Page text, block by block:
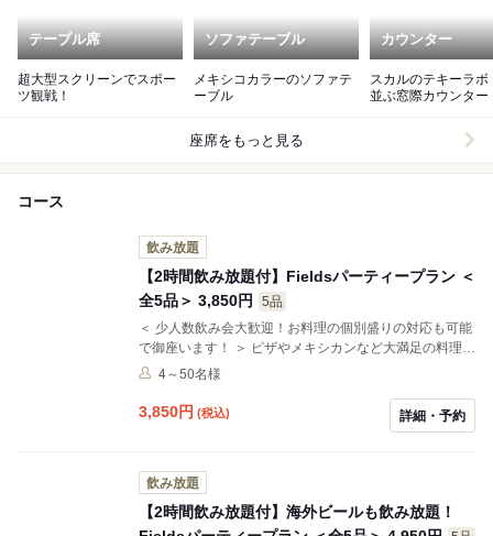
テーブル席
超大型スクリーンでスポー
ツ観戦！
ソファテーブル
メキシコカラーのソファテ
ーブル
カウンター
スカルのテキーラボ
並ぶ窓際カウンター
座席をもっと見る
コース
飲み放題
【2時間飲み放題付】Fieldsパーティープラン ＜
全5品＞ 3,850円
5品
＜ 少人数飲み会大歓迎！お料理の個別盛りの対応も可能
で御座います！ ＞ ピザやメキシカンなど大満足の料理
に、2時間の飲み放題がついたパーティーコース3,850円
ビール・サワー・カクテルと充実の飲み放題☆ ※料金・
4～50名様
3,850円 (税込) 詳細・予約
飲み放題
【2時間飲み放題付】海外ビールも飲み放題！